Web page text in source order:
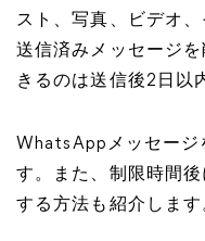
スト、写真、ビデオ
送信済みメッセージ
きるのは送信後2日以
WhatsAppメッセージ
す。また、制限時間
する方法も紹介します